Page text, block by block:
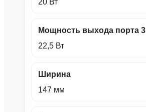
Мощность выхода порта 3
22,5 Вт
Ширина
147 мм